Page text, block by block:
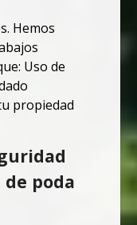
Hemos
Uso de
propiedad
poda